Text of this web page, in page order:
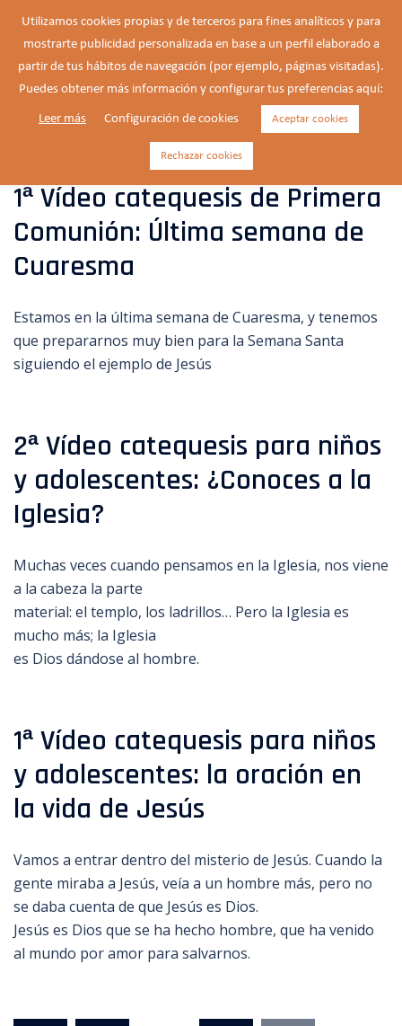
contenido
Familia
1ª Vídeo catequesis de Primera
Comunión: Última semana de
Cuaresma
Estamos en la última semana de Cuaresma, y tenemos
que prepararnos muy bien para la Semana Santa
siguiendo el ejemplo de Jesús
2ª Vídeo catequesis para niños
y adolescentes: ¿Conoces a la
Iglesia?
Muchas veces cuando pensamos en la Iglesia, nos viene
a la cabeza la parte
material: el templo, los ladrillos… Pero la Iglesia es
mucho más; la Iglesia
es Dios dándose al hombre.
1ª Vídeo catequesis para niños
y adolescentes: la oración en
la vida de Jesús
Vamos a entrar dentro del misterio de Jesús. Cuando la
gente miraba a Jesús, veía a un hombre más, pero no
se daba cuenta de que Jesús es Dios.
Jesús es Dios que se ha hecho hombre, que ha venido
al mundo por amor para salvarnos.
Utilizamos cookies propias y de terceros para fines analíticos y para
mostrarte publicidad personalizada en base a un perfil elaborado a
partir de tus hábitos de navegación (por ejemplo, páginas visitadas).
Puedes obtener más información y configurar tus preferencias aquí:
Leer más Configuración de cookies Aceptar cookies
Rechazar cookies